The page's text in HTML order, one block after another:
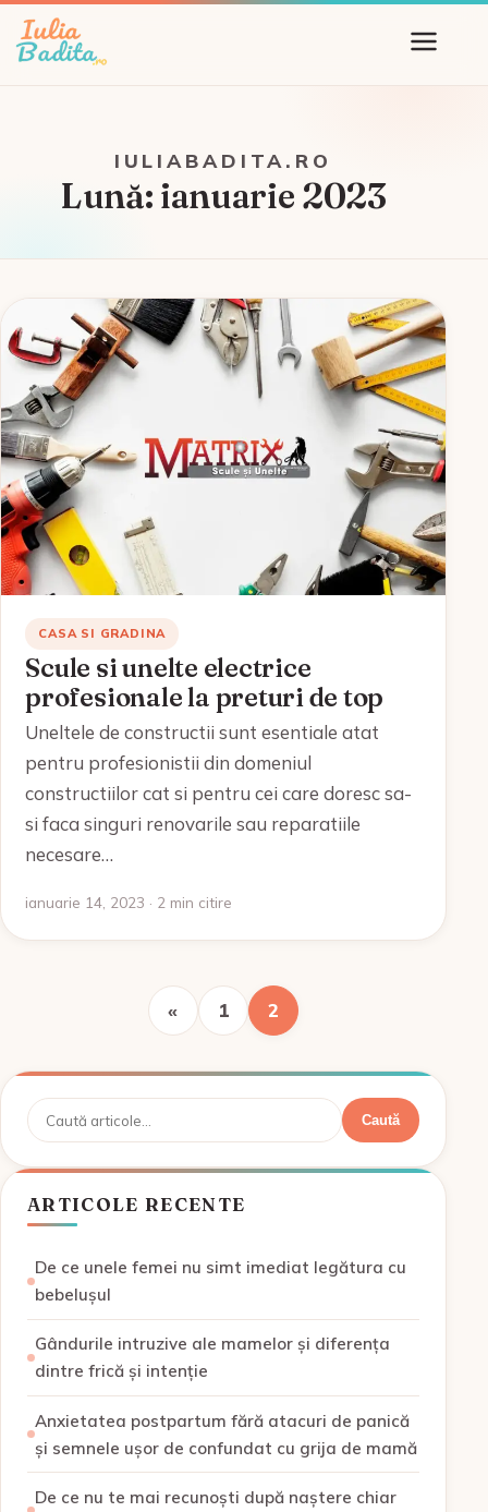
IULIABADITA.RO
Lună: ianuarie 2023
CASA SI GRADINA
Scule si unelte electrice
profesionale la preturi de top
Uneltele de constructii sunt esentiale atat
pentru profesionistii din domeniul
constructiilor cat si pentru cei care doresc sa-
si faca singuri renovarile sau reparatiile
necesare…
ianuarie 14, 2023 · 2 min citire
« 1 2
Caută Caută
ARTICOLE RECENTE
De ce unele femei nu simt imediat legătura cu
bebelușul
Gândurile intruzive ale mamelor și diferența
dintre frică și intenție
Anxietatea postpartum fără atacuri de panică
și semnele ușor de confundat cu grija de mamă
De ce nu te mai recunoști după naștere chiar